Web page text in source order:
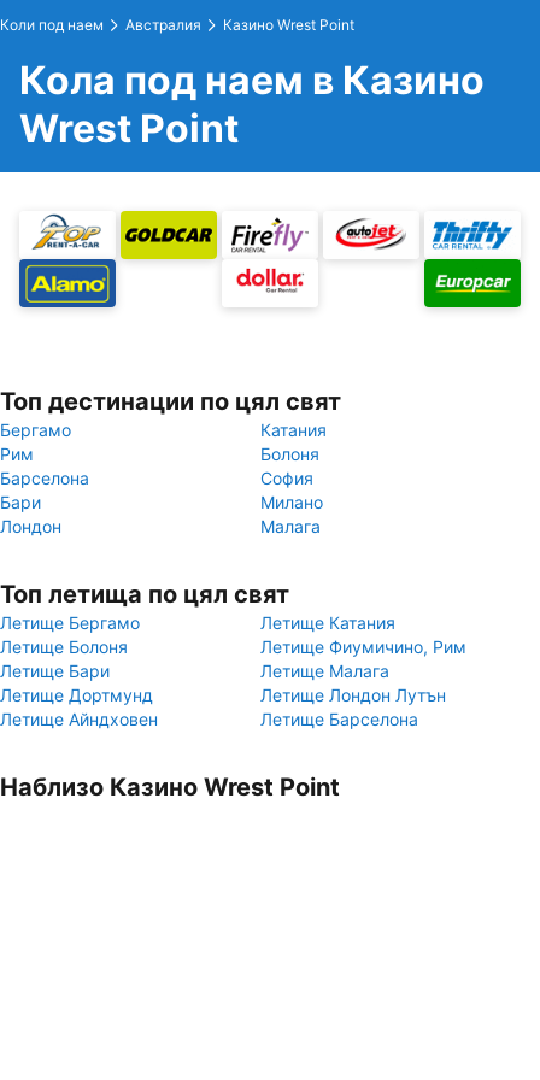
Коли под наем Австралия Казино Wrest Point
Кола под наем в Казино
Wrest Point
Топ дестинации по цял свят
Бергамо
Катания
Рим
Болоня
Барселона
София
Бари
Милано
Лондон
Малага
Топ летища по цял свят
Летище Бергамо
Летище Катания
Летище Болоня
Летище Фиумичино, Рим
Летище Бари
Летище Малага
Летище Дортмунд
Летище Лондон Лутън
Летище Айндховен
Летище Барселона
Наблизо Казино Wrest Point